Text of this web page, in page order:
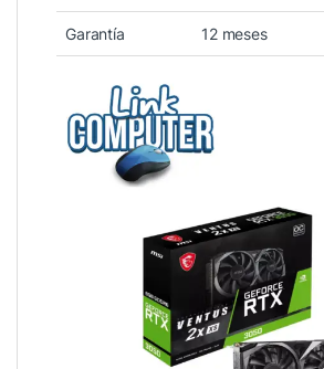
Garantía 12 meses